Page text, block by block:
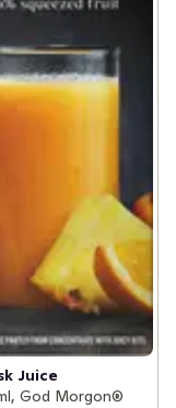
Juice
God Morgon®